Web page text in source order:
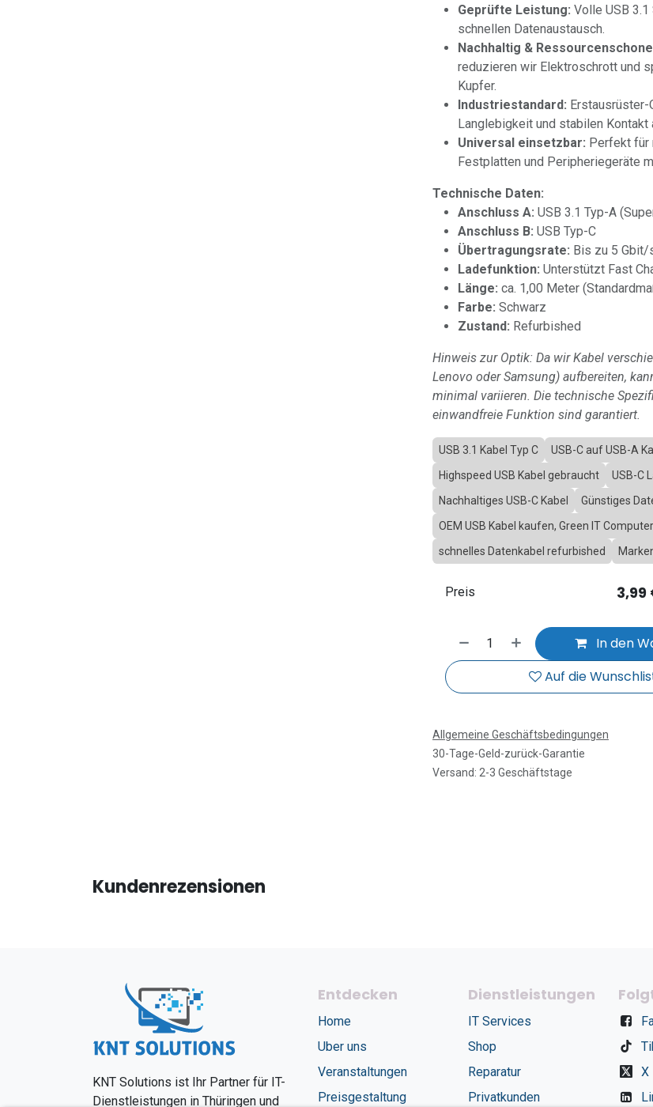
Geprüfte Leistung: Volle USB
schnellen Datenaustausch.
Nachhaltig &
reduzieren wir Elektroschrott und
Kupfer.
Industriestandard: Erstausrüster-
Langlebigkeit und stabilen Kontakt
Universal einsetzbar: Perfekt für
Festplatten und Peripheriegeräte
Technische Daten:
Anschluss A: USB 3.1 Typ-A
Anschluss B: USB Typ-C
Übertragungsrate: Bis zu 5 Gbit/
Ladefunktion: Unterstützt Fast
Länge: ca. 1,00 Meter
Farbe: Schwarz
Zustand: Refurbished
Hinweis zur Optik: Da wir Kabel
Lenovo oder Samsung) aufbereiten,
minimal variieren. Die technische
einwandfreie Funktion sind garantiert.
USB 3.1 Kabel Typ C
USB-C auf USB-A
Highspeed USB Kabel gebraucht
USB-C
Nachhaltiges USB-C Kabel
Günstiges
OEM USB Kabel kaufen, Green IT
schnelles Datenkabel refurbished
In den
Auf die
Preis 3,99
Allgemeine Geschäftsbedingungen
30-Tage-Geld-zurück-Garantie
Versand: 2-3 Geschäftstage
Kundenrezensionen
KNT Solutions ist Ihr Partner für IT-
Dienstleistungen in Thüringen und
Entdecken
Home
Uber uns
Veranstaltungen
Preisgestaltung
Dienstleistungen
IT Services
Shop
Reparatur
Privatkunden
X